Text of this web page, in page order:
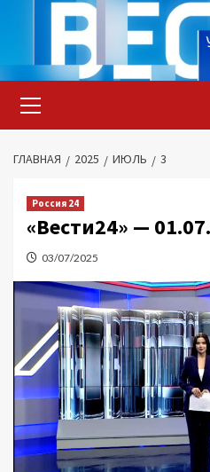
содержимому
меню
ГЛАВНАЯ 2025 ИЮЛЬ 3
Россия 24
«Вести24» —
03/07/2025